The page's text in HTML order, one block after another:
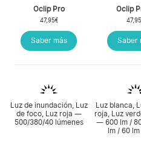
Oclip Pro Oclip
47,95€
Saber más Saber
Luz de inundación, Luz
de foco, Luz roja —
500/380/40 lúmenes
Luz blanca,
roja, Luz
— 600 lm /
lm / 60